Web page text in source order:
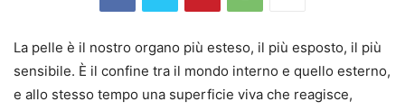
La pelle è il nostro organo più esteso, il più esposto, il più
sensibile. È il confine tra il mondo interno e quello esterno,
e allo stesso tempo una superficie viva che reagisce,